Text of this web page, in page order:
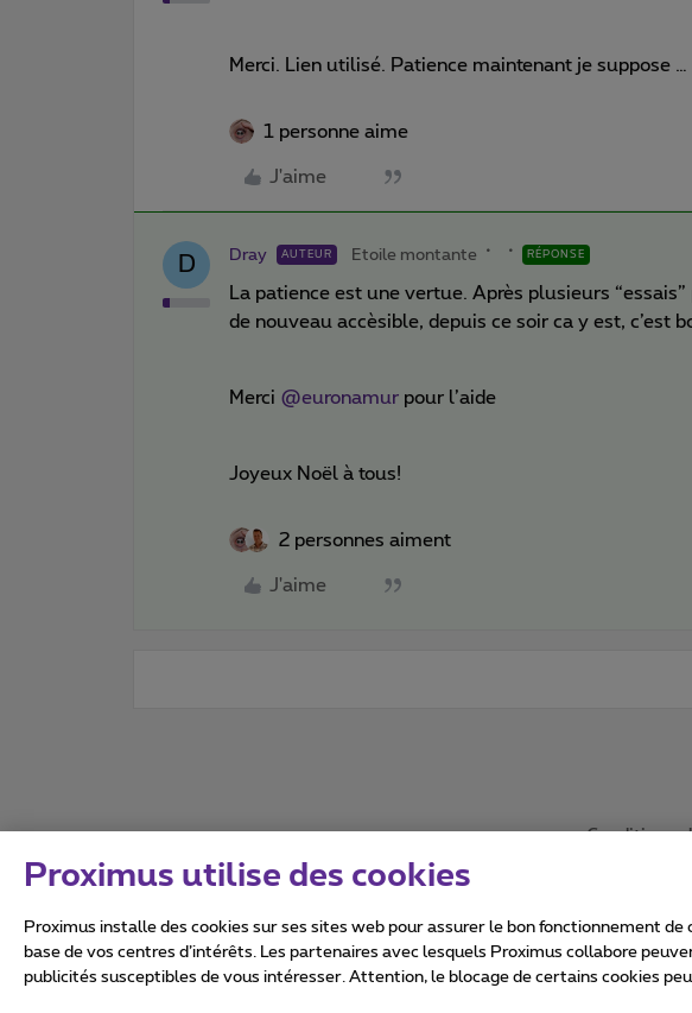
Merci. Lien utilisé. Patience maintenant je suppose …
1 personne aime
J'aime
D Dray AUTEUR Etoile montante RÉPONSE
La patience est une vertue. Après plusieurs
de nouveau accèsible, depuis ce soir ca y est, c’est
Merci @euronamur pour l’aide
Joyeux Noël à tous!
2 personnes aiment
J'aime
Conditions
Tous droits réservés. ©2026Proximus
Proximus utilise des cookies
Proximus installe des cookies sur ses sites web pour assurer le bon fonctionnement
base de vos centres d’intérêts. Les partenaires avec lesquels Proximus collabore
publicités susceptibles de vous intéresser. Attention, le blocage de certains cookies